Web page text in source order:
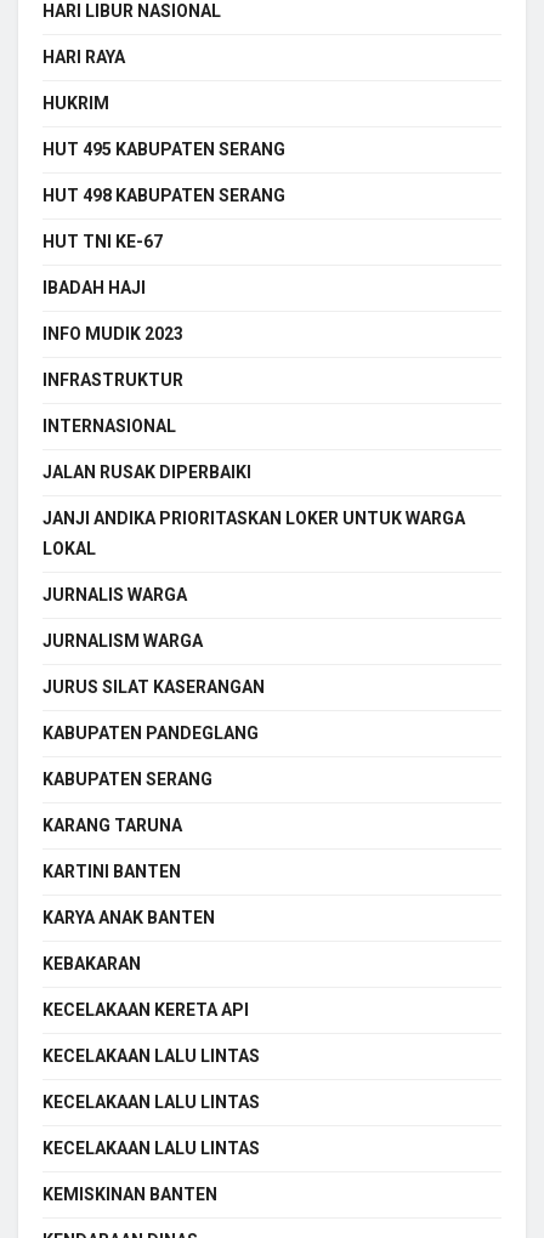
HARI LIBUR NASIONAL
HARI RAYA
HUKRIM
HUT 495 KABUPATEN SERANG
HUT 498 KABUPATEN SERANG
HUT TNI KE-67
IBADAH HAJI
INFO MUDIK 2023
INFRASTRUKTUR
INTERNASIONAL
JALAN RUSAK DIPERBAIKI
JANJI ANDIKA PRIORITASKAN LOKER UNTUK WARGA
LOKAL
JURNALIS WARGA
JURNALISM WARGA
JURUS SILAT KASERANGAN
KABUPATEN PANDEGLANG
KABUPATEN SERANG
KARANG TARUNA
KARTINI BANTEN
KARYA ANAK BANTEN
KEBAKARAN
KECELAKAAN KERETA API
KECELAKAAN LALU LINTAS
KECELAKAAN LALU LINTAS
KECELAKAAN LALU LINTAS
KEMISKINAN BANTEN